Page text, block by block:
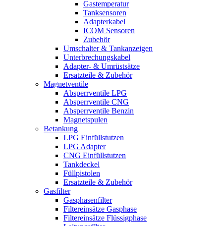
Gastemperatur
Tanksensoren
Adapterkabel
ICOM Sensoren
Zubehör
Umschalter & Tankanzeigen
Unterbrechungskabel
Adapter- & Umrüstsätze
Ersatzteile & Zubehör
Magnetventile
Absperrventile LPG
Absperrventile CNG
Absperrventile Benzin
Magnetspulen
Betankung
LPG Einfüllstutzen
LPG Adapter
CNG Einfüllstutzen
Tankdeckel
Füllpistolen
Ersatzteile & Zubehör
Gasfilter
Gasphasenfilter
Filtereinsätze Gasphase
Filtereinsätze Flüssigphase